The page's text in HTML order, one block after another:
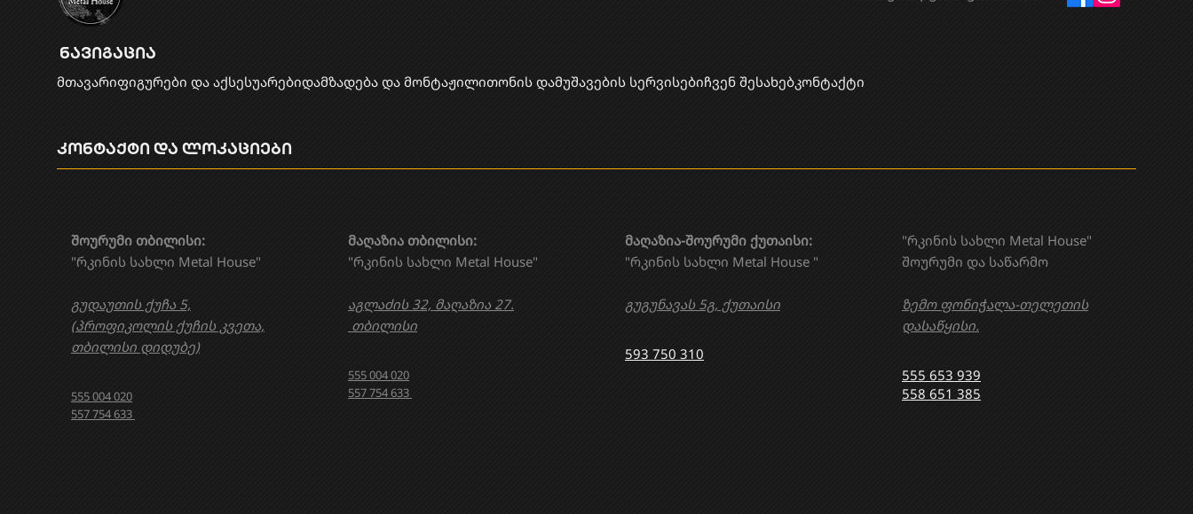
ნავიგაცია
მთავარიფიგურები და აქსესუარებიდამზადება და მონტაჟი​ლითონის დამუშავების სერვისებიჩვენ შესახებკონტაქტი
"რკინის სახლი Metal House"
შოურუმი და საწარმო
ზემო ფონიჭალა-თელეთის
დასაწყისი.
555 653 939
558 651 385
მაღაზია თბილისი:
"რკინის სახლი Metal House"
აგლაძის 32, მაღაზია 27.
თბილისი
555 004 020
557 754 633
მაღაზია-შოურუმი ქუთაისი:
"რკინის სახლი Metal House "
გუგუნავას 5გ, ქუთაისი
593 750 310
შოურუმი თბილისი:
"რკინის სახლი Metal House"
გუდაუთის ქუჩა 5,
(პროფიკოლის ქუჩის კვეთა,
თბილისი დიდუბე)
555 004 020
557 754 633
კონტაქტი და ლოკაციები